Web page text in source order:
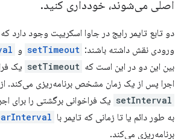
اصلی می‌شوند، خودداری کنید.
دو تابع تایمر رایج در جاوا اسکریپت وجود دارد
ورودی نقش داشته باشند: setTimeout و
بین این دو در این است که setTimeout یک
اجرا پس از یک زمان مشخص برنامه‌ریزی می‌کند.
setInterval یک فراخوانی برگشتی را برای
به طور دائم یا تا زمانی که تایمر با
برنامه‌ریزی می‌کند.